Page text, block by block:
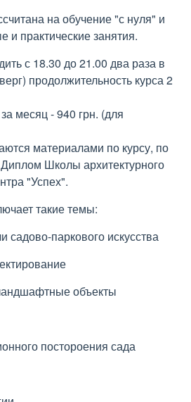
на обучение "с нуля" и
и практические занятия.
с 18.30 до 21.00 два раза в
продолжительность курса 2
месяц - 940 грн. (для
материалами по курсу, по
Школы архитектурного
"Успех".
такие темы:
садово-паркового искусства
объекты
постороения сада